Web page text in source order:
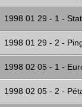
1998 01 29 - 1 -
1998 01 29 - 2 -
1998 02 05 - 1 -
1998 02 05 - 2 -